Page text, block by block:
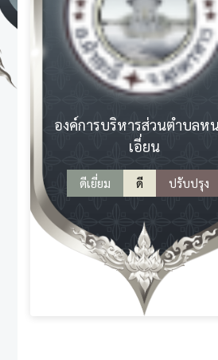
องค์การบริหารส่วนตำบลห
เอี่ยน
ดีเยี่ยม ดี ปรับปรุง